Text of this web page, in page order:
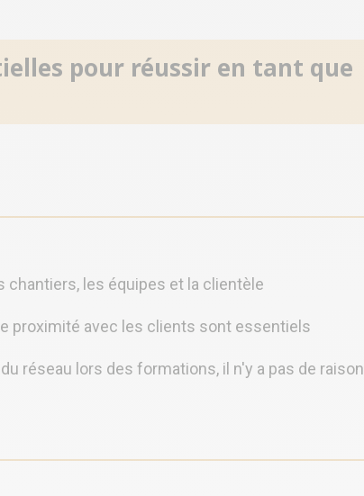
pour réussir en tant que
chantiers, les équipes et la clientèle
proximité avec les clients sont essentiels
réseau lors des formations, il n'y a pas de raison